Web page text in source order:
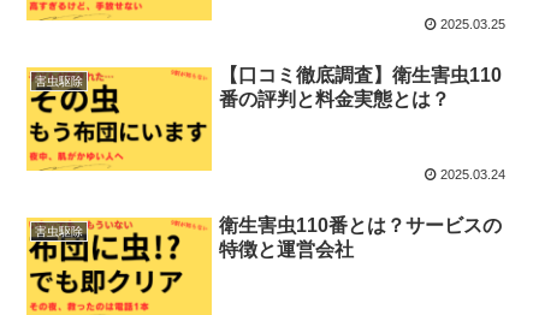
2025.03.25
害虫駆除
【口コミ徹底調査】衛生害虫110
番の評判と料金実態とは？
2025.03.24
害虫駆除
衛生害虫110番とは？サービスの
特徴と運営会社